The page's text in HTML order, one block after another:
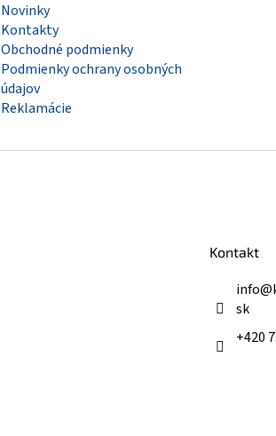
Novinky
Kontakty
Obchodné podmienky
Podmienky ochrany osobných
údajov
Reklamácie
Kontakt
info@
sk
+420